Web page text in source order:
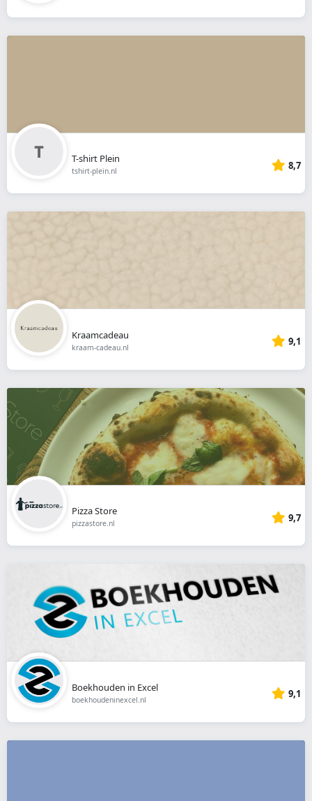
T-shirt Plein
tshirt-plein.nl 8,7
Kraamcadeau
kraam-cadeau.nl 9,1
Pizza Store
pizzastore.nl 9,7
Boekhouden in Excel
boekhoudeninexcel.nl 9,1